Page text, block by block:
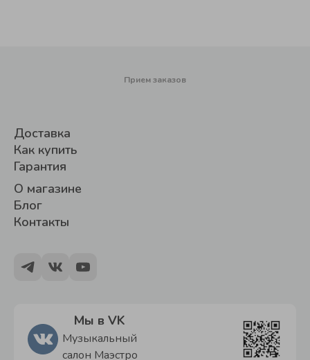
Доставка
Как купить
Гарантия
О магазине
Блог
Контакты
Прием заказов
Мы в VK
Музыкальный
салон Маэстро